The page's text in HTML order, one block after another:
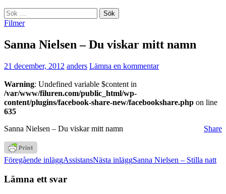
Sök
efter:
Filmer
Sanna Nielsen – Du viskar mitt namn
21 december, 2012 anders Lämna en kommentar
Warning: Undefined variable $content in
/var/www/filuren.com/public_html/wp-
content/plugins/facebook-share-new/facebookshare.php on line
635
Share
Sanna Nielsen – Du viskar mitt namn
Inläggsnavigering
Föregående inläggAssistansNästa inläggSanna Nielsen – Stilla natt
Lämna ett svar